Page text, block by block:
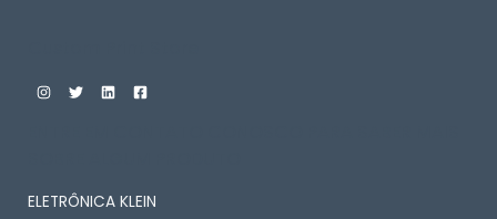
ELETRÔNICA KLEIN